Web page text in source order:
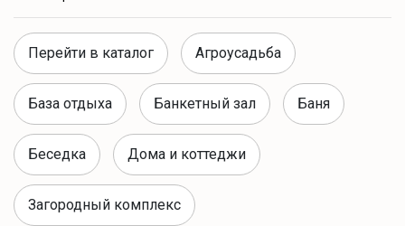
Перейти в каталог Агроусадьба
База отдыха Банкетный зал Баня
Беседка Дома и коттеджи
Загородный комплекс